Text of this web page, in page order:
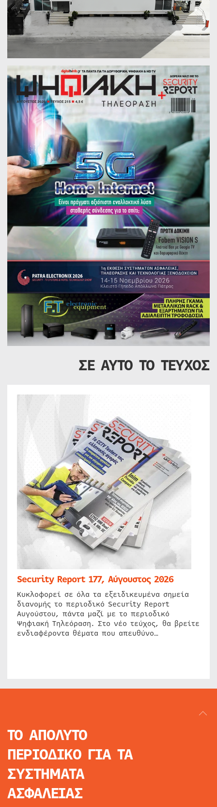
ΣΕ ΑΥΤΟ ΤΟ ΤΕΥΧΟΣ
Security Report 177, Αύγουστος 2026
Κυκλοφορεί σε όλα τα εξειδικευμένα σημεία
διανομής το περιοδικό Security Report
Αυγούστου, πάντα μαζί με το περιοδικό
Ψηφιακή Τηλεόραση. Στο νέο τεύχος, θα βρείτε
ενδιαφέροντα θέματα που απευθύνο…
ΤΟ ΑΠΟΛΥΤΟ
ΠΕΡΙΟΔΙΚΟ ΓΙΑ ΤΑ
ΣΥΣΤΗΜΑΤΑ
ΑΣΦΑΛΕΙΑΣ